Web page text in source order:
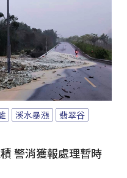
溪水暴漲
翡翠谷
警消獲報處理暫時